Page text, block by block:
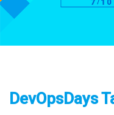
DevOpsDays